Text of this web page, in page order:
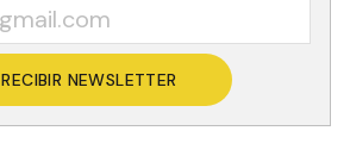
RECIBIR NEWSLETTER